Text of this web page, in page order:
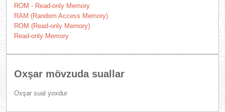
ROM - Read-only Memory
RAM (Random Access Memory)
ROM (Read-only Memory)
Read-only Memory
Oxşar mövzuda suallar
Oxşar sual yoxdur